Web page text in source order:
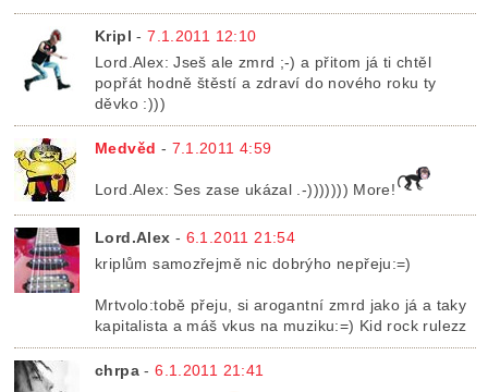
Kripl -7.1.2011 12:10
Lord.Alex: Jseš ale zmrd ;-) a přitom já ti chtěl
popřát hodně štěstí a zdraví do nového roku ty
děvko :)))
Medvěd - 7.1.2011 4:59
Lord.Alex: Ses zase ukázal .-))))))) More!
Lord.Alex - 6.1.2011 21:54
kriplům samozřejmě nic dobrýho nepřeju:=)
Mrtvolo:tobě přeju, si arogantní zmrd jako já a taky
kapitalista a máš vkus na muziku:=) Kid rock rulezz
chrpa -6.1.2011 21:41